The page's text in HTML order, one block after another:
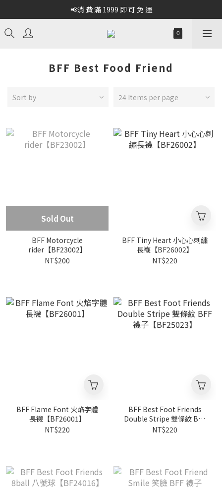
📢消 費 滿 1999 即 可 免 運
BFF Best Food Friend
Sort by 24 Items per page
Sold Out
BFF Motorcycle
rider【BF23002】
NT$200
BFF Tiny Heart 小心心刺繡
長襪【BF26002】
NT$220
BFF Flame Font 火焰字體
長襪【BF26001】
NT$220
BFF Best Foot Friends
Double Stripe 雙條紋 BFF
襪子【BF25023】
NT$220